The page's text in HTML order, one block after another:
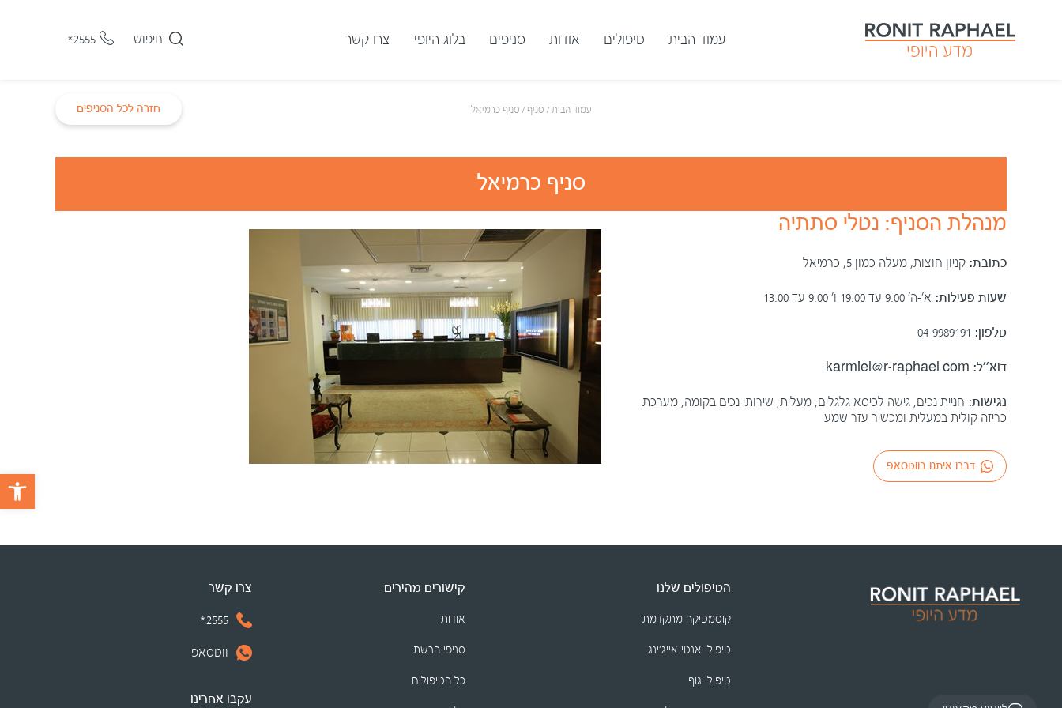
עמוד הבית טיפולים אודות סניפים בלוג היופי צרו קשר חיפוש *2555
עמוד הבית / סניף / סניף כרמיאל חזרה לכל הסניפים
סניף כרמיאל
מנהלת הסניף: נטלי סתתיה
כתובת: קניון חוצות, מעלה כמון 5, כרמיאל
שעות פעילות: א׳-ה׳ 9:00 עד 19:00 ו׳ 9:00 עד 13:00
טלפון: 04-9989191
דוא׳׳ל: karmiel@r-raphael.com
נגישות: חניית נכים, גישה לכיסא גלגלים, מעלית, שירותי נכים בקומה, מערכת
כריזה קולית במעלית ומכשיר עזר שמע
דברו איתנו בווטסאפ
הטיפולים שלנו
קוסמטיקה מתקדמת
טיפולי אנטי אייג׳ינג
טיפולי גוף
קישורים מהירים
אודות
סניפי הרשת
כל הטיפולים
צרו קשר
2555*
ווטסאפ
עקבו אחרינו